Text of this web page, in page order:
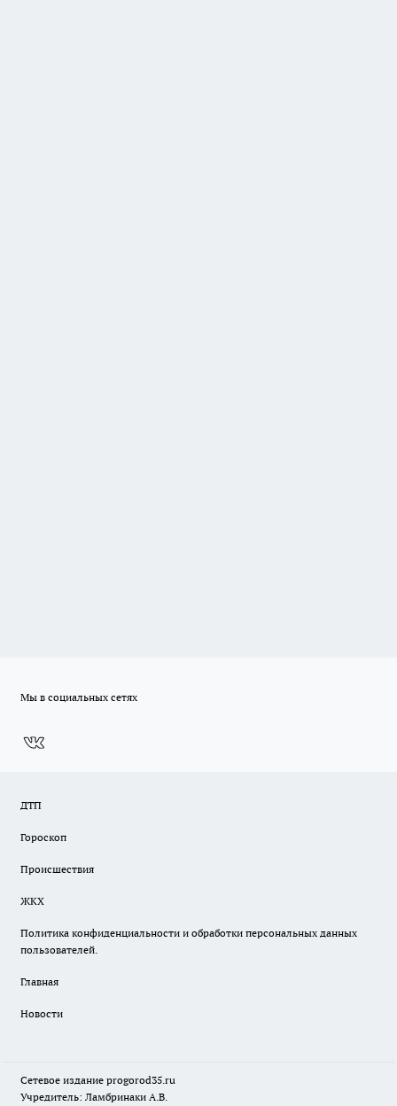
Мы в социальных сетях
ДТП
Гороскоп
Происшествия
ЖКХ
Политика конфиденциальности и обработки персональных данных
пользователей.
Главная
Новости
Сетевое издание progorod35.ru
Учредитель: Ламбринаки А.В.